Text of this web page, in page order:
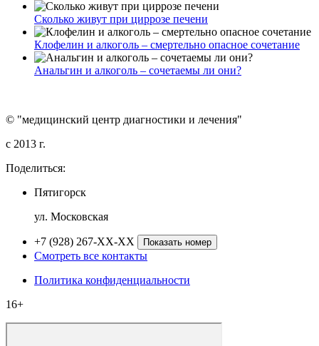
Сколько живут при циррозе печени
Клофелин и алкоголь – смертельно опасное сочетание
Анальгин и алкоголь – сочетаемы ли они?
© "медицинский центр диагностики и лечения"
c 2013 г.
Поделиться:
Пятигорск
ул. Московская
+7 (928) 267-XX-XX Показать номер
Смотреть все контакты
Политика конфиденциальности
16+